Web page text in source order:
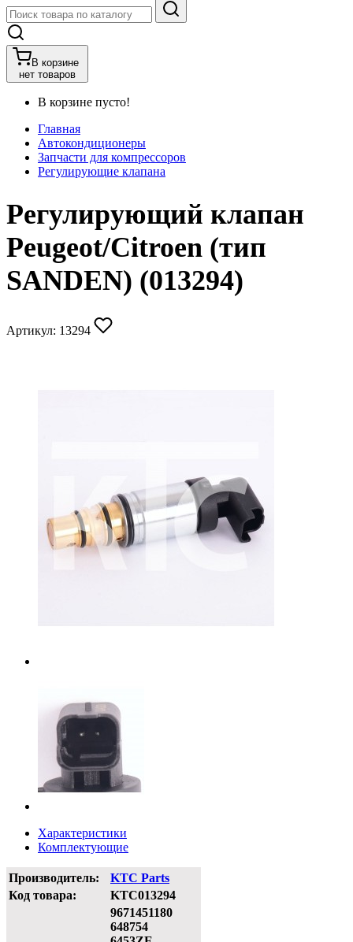
В корзине
нет товаров
В корзине пусто!
Главная
Автокондиционеры
Запчасти для компрессоров
Регулирующие клапана
Регулирующий клапан
Peugeot/Citroen (тип
SANDEN) (013294)
Артикул: 13294
Характеристики
Комплектующие
Производитель:
KTC Parts
Код товара:
KTC013294
9671451180
648754